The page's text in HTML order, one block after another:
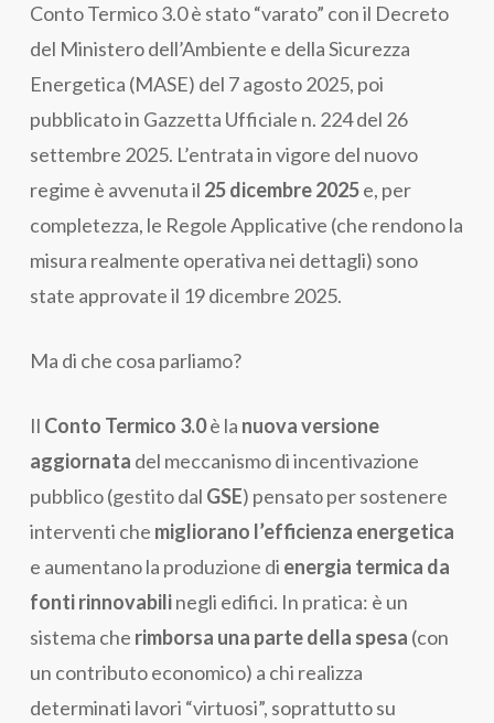
Conto Termico 3.0 è stato “varato” con il Decreto
del Ministero dell’Ambiente e della Sicurezza
Energetica (MASE) del 7 agosto 2025, poi
pubblicato in Gazzetta Ufficiale n. 224 del 26
settembre 2025. L’entrata in vigore del nuovo
regime è avvenuta il 25 dicembre 2025e, per
completezza, le Regole Applicative (che rendono la
misura realmente operativa nei dettagli) sono
state approvate il 19 dicembre 2025.
Ma di che cosa parliamo?
Il Conto Termico 3.0è la nuova versione
aggiornata del meccanismo di incentivazione
pubblico (gestito dal GSE) pensato per sostenere
interventi che migliorano l’efficienza energetica
e aumentano la produzione di energia termica da
fonti rinnovabilinegli edifici. In pratica: è un
sistema che rimborsa una parte della spesa (con
un contributo economico) a chi realizza
determinati lavori “virtuosi”, soprattutto su